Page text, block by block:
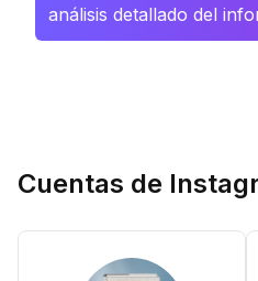
análisis detallado del
Cuentas de